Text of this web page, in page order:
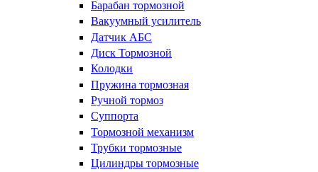
Барабан тормозной
Вакуумный усилитель
Датчик АБС
Диск Тормозной
Колодки
Пружина тормозная
Ручной тормоз
Суппорта
Тормозной механизм
Трубки тормозные
Цилиндры тормозные